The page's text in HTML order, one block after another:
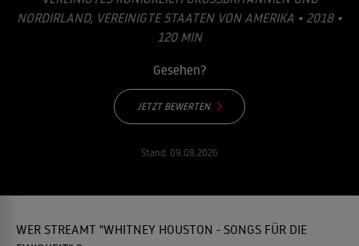
ORDIRLAND, VEREINIGTE STAATEN VON AMERIKA • 2018 • 1
20 MIN
Gesehen?
JETZT BEWERTEN
Stand: 09.08.2026
WER STREAMT "WHITNEY HOUSTON - SONGS FÜR DIE